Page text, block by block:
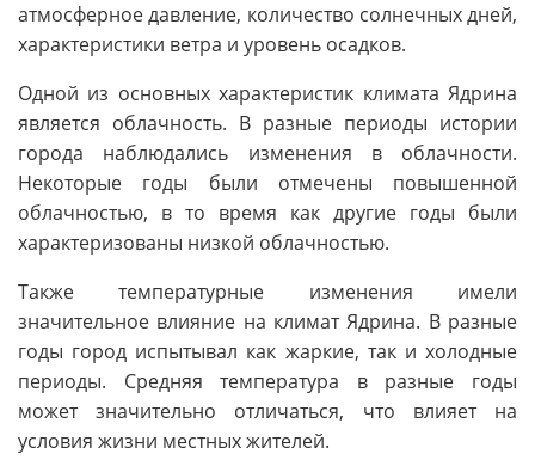
атмосферное давление, количество солнечных дней,
характеристики ветра и уровень осадков.
Одной из основных характеристик климата Ядрина
является облачность. В разные периоды истории
города наблюдались изменения в облачности.
Некоторые годы были отмечены повышенной
облачностью, в то время как другие годы были
характеризованы низкой облачностью.
Также температурные изменения имели
значительное влияние на климат Ядрина. В разные
годы город испытывал как жаркие, так и холодные
периоды. Средняя температура в разные годы
может значительно отличаться, что влияет на
условия жизни местных жителей.